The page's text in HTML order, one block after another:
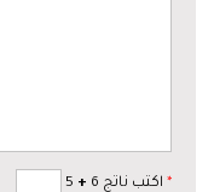
* اكتب ناتج 6 +